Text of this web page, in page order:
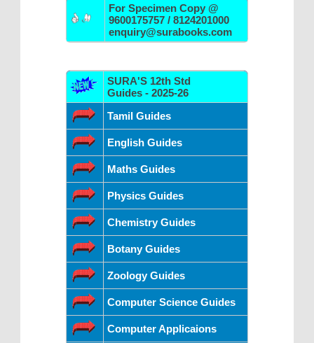
For Specimen Copy @
9600175757 / 8124201000
enquiry@surabooks.com
SURA'S 12th Std
Guides - 2025-26
Tamil Guides
English Guides
Maths Guides
Physics Guides
Chemistry Guides
Botany Guides
Zoology Guides
Computer Science Guides
Computer Applicaions